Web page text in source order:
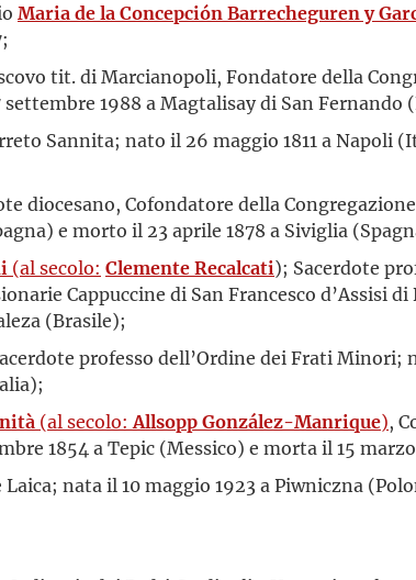
Maria de la Concepción Barrecheguren y
tit. di Marcianopoli, Fondatore della
1988 a Magtalisay di San Fernando
Sannita; nato il 26 maggio 1811 a Napoli
diocesano, Cofondatore della
e morto il 23 aprile 1878 a Siviglia
(al secolo: Clemente Recalcati); Sacerdote
Cappuccine di San Francesco d’Assisi
(Brasile);
professo dell’Ordine dei Frati Minori;
(al secolo: Allsopp González-Manrique),
1854 a Tepic (Messico) e morta il 15
Laica; nata il 10 maggio 1923 a Piwniczna